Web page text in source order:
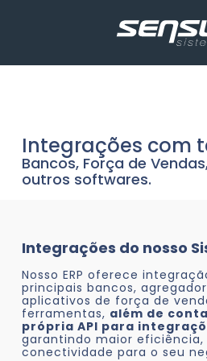
Integrações com
Bancos, Força de
outros softwares.
Integrações do nosso
Nosso ERP oferece
principais bancos,
aplicativos de força de
ferramentas, além de
própria API para
garantindo maior eficiência,
conectividade para o seu